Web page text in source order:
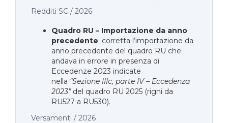
Redditi SC / 2026
Quadro RU – Importazione da anno
precedente: corretta l’importazione da
anno precedente del quadro RU che
andava in errore in presenza di
Eccedenze 2023 indicate
nella “Sezione IIIc, parte IV – Eccedenza
2023”del quadro RU 2025 (righi da
RU527 a RU530).
Versamenti / 2026